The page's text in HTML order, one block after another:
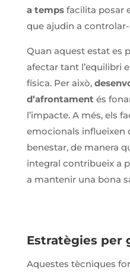
a tempsfacilita posar
que ajudin a controlar-
Quan aquest estat es
afectar tant l’equilibri
física. Per això,
d’afrontament és
l’impacte. A més, els
emocionals influeixen
benestar, de manera
integral contribueix a
a mantenir una bona
Estratègies per
Aquestes tècniques